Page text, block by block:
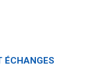
ÉCHANGES